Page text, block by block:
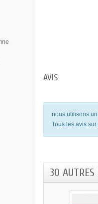
AVIS
nous utilisons
Tous les avis
30